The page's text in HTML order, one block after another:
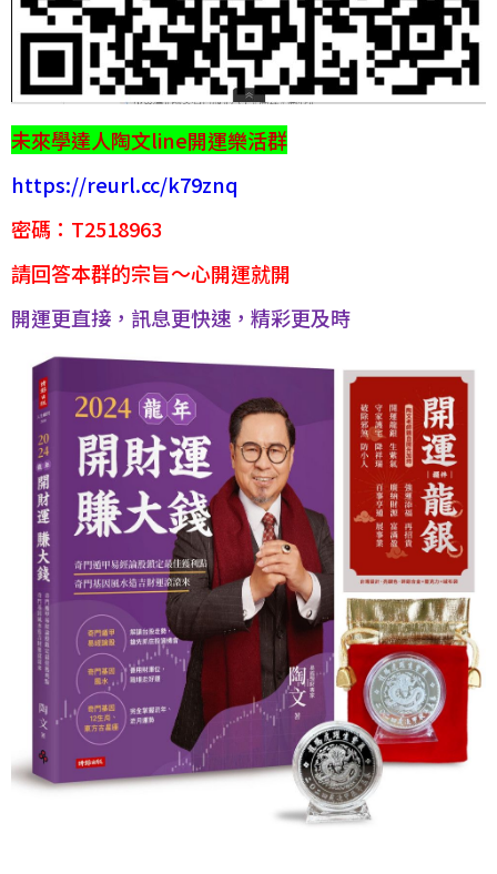
未來學達人陶文line開運樂活群
https://reurl.cc/k79znq
密碼：T2518963
請回答本群的宗旨～心開運就開
開運更直接，訊息更快速，精彩更及時